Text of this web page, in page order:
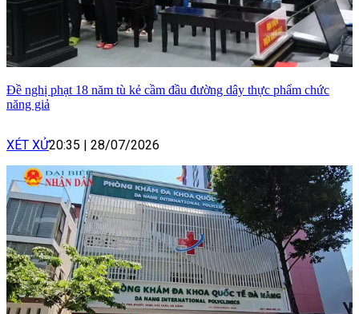
Đề nghị phạt 18 năm tù kẻ cầm đầu đường dây thực phẩm chức
năng giả
XÉT XỬ20:35 28/07/2026